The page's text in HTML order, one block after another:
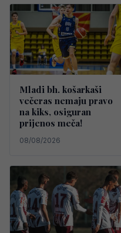
Mladi bh. košarkaši
večeras nemaju pravo
na kiks, osiguran
prijenos meča!
08/08/2026